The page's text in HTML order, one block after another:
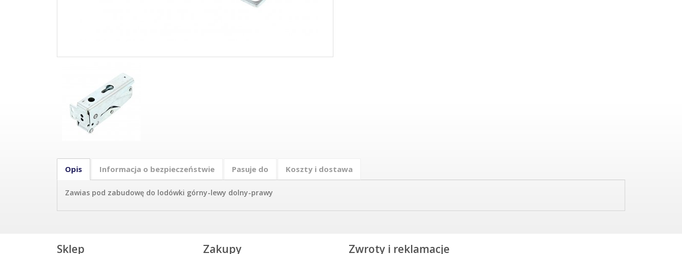
Opis Informacja o bezpieczeństwie Pasuje do Koszty i dostawa
Zawias pod zabudowę do lodówki górny-lewy dolny-prawy
Sklep Zakupy Zwroty i reklamacje